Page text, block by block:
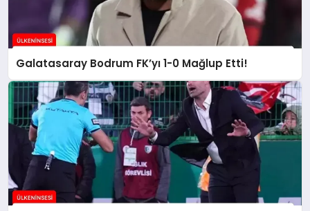
Galatasaray Bodrum FK’yı 1-0 Mağlup Etti!